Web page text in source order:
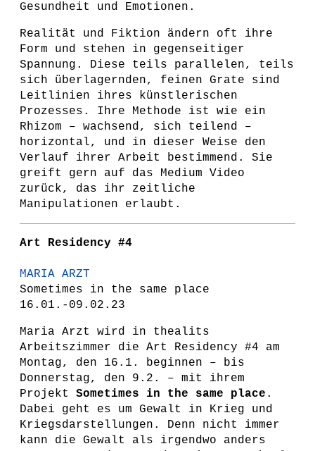
Gesundheit und Emotionen.
Realität und Fiktion ändern oft ihre
Form und stehen in gegenseitiger
Spannung. Diese teils parallelen, teils
sich überlagernden, feinen Grate sind
Leitlinien ihres künstlerischen
Prozesses. Ihre Methode ist wie ein
Rhizom – wachsend, sich teilend –
horizontal, und in dieser Weise den
Verlauf ihrer Arbeit bestimmend. Sie
greift gern auf das Medium Video
zurück, das ihr zeitliche
Manipulationen erlaubt.
Art Residency #4
MARIA ARZT
Sometimes in the same place
16.01.-09.02.23
Maria Arzt wird in thealits
Arbeitszimmer die Art Residency #4 am
Montag, den 16.1. beginnen – bis
Donnerstag, den 9.2. – mit ihrem
Projekt Sometimes in the same place .
Dabei geht es um Gewalt in Krieg und
Kriegsdarstellungen. Denn nicht immer
kann die Gewalt als irgendwo anders